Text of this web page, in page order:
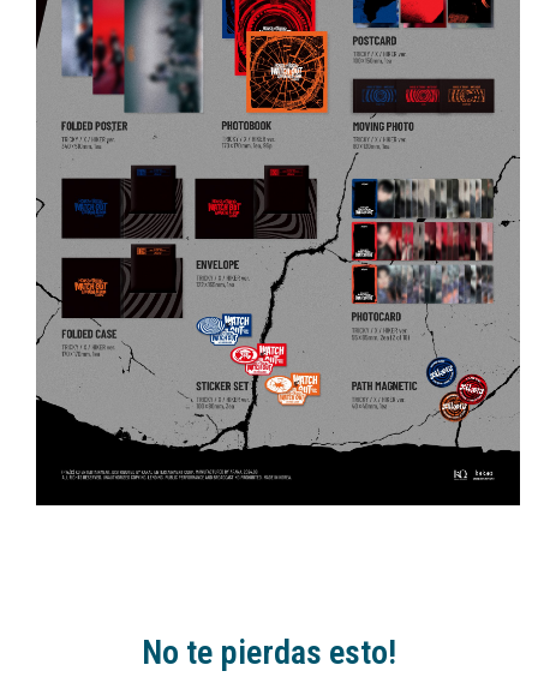
No te pierdas esto!